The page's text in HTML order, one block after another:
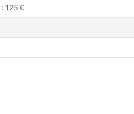
: 125 €